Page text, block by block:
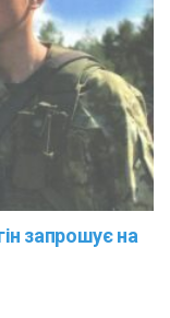
запрошує на